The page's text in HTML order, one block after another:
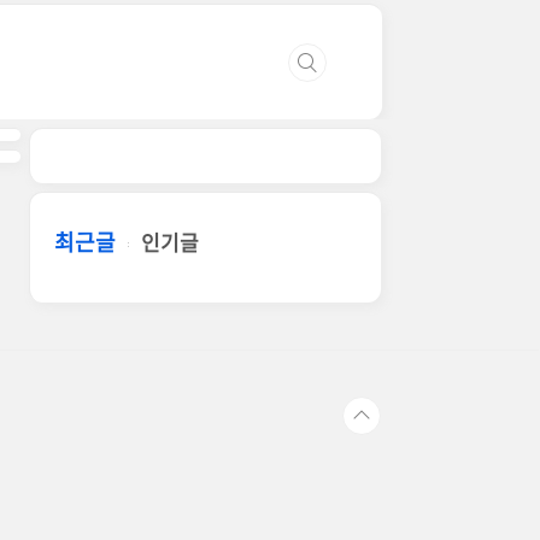
최근글 인기글